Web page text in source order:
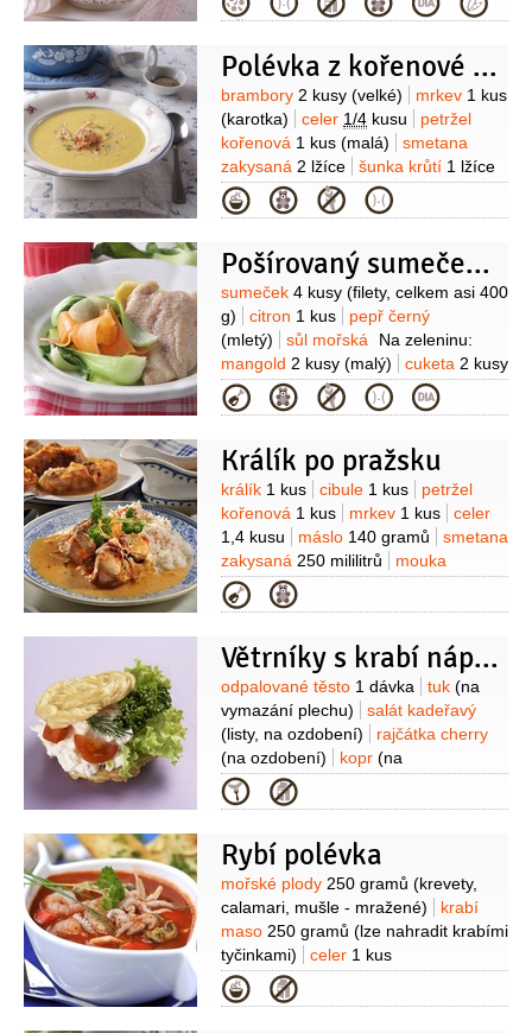
(čerstvý, nastrouhaný)
sůl
Polévka z kořenové zeleniny se šunkou
Suroviny
brambory 2 kusy (velké) mrkev 1 kus
(karotka)
celer 1/4 kusu
petržel
kořenová 1 kus (malá)
smetana
zakysaná 2 lžíce šunka krůtí 1 lžíce
(nakrájená na nudličky)
hladkolistá1 lžíce (nasekaná)
olej
Kategorie
Pošírovaný sumeček s dušenou zeleninou
Suroviny
sumeček 4 kusy (filety, celkem asi 400
g)
citron 1 kus
pepř černý
(mletý)
sůl mořská
Na zeleninu:
mangold 2 kusy (malý) cuketa 2 kusy
(malá)
celer1/2 kusu mrkev
(karotka)
máslo bylinkové
Kategorie
Králík po pražsku
Suroviny
králík 1 kus cibule 1 kus
petržel
kořenová 1 kus mrkev 1 kus
celer
1,4 kusu
máslo 140 gramů
smetana
zakysaná 250 mililitrů
mouka
pšeničná hladká
1/2lžičky (mletý)
Kategorie
Větrníky s krabí náplní
Suroviny
odpalované těsto 1 dávka tuk (na
vymazání plechu)
salát kadeřavý
(listy, na ozdobení)
rajčátka cherry
(na ozdobení)
kopr (na
ozdobení)
(na ozdobení)
Na náplň: krabí maso
šťávě)
majonéza250 gramů
2 kusy
(uvařené natvrdo)
60 gramů
(sterilovaný nebo
vařený)
cibule 40 gramů
cukr
1 špetka
šťáva citronová
kapek)
worcesterská omáčka
(několik kapek)
Kategorie
Rybí polévka
Suroviny
mořské plody 250 gramů (krevety,
calamari, mušle - mražené)
krabí
maso 250 gramů (lze nahradit krabími
tyčinkami)
celer 1 kus
(menší)
mrkev
kořenová2 kusy (menší )
cibule
Kategorie